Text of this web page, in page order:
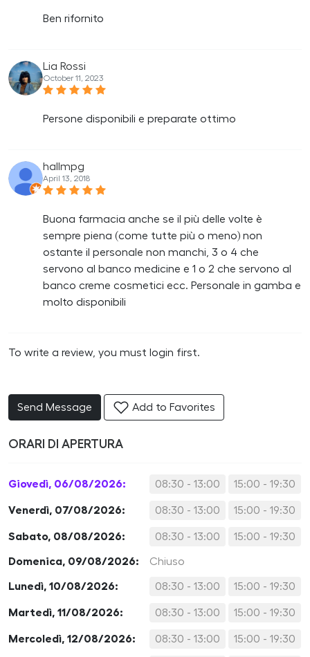
Ben rifornito
Lia Rossi
October 11, 2023
Persone disponibili e preparate ottimo
hallmpg
April 13, 2018
Buona farmacia anche se il più delle volte è
sempre piena (come tutte più o meno) non
ostante il personale non manchi, 3 o 4 che
servono al banco medicine e 1 o 2 che servono al
banco creme cosmetici ecc. Personale in gamba e
molto disponibili
To write a review, you must login first.
Send Message Add to Favorites
ORARI DI APERTURA
Giovedì, 06/08/2026: 08:30 - 13:00 15:00 - 19:30
Venerdì, 07/08/2026: 08:30 - 13:00 15:00 - 19:30
Sabato, 08/08/2026: 08:30 - 13:00 15:00 - 19:30
Domenica, 09/08/2026: Chiuso
Lunedì, 10/08/2026: 08:30 - 13:00 15:00 - 19:30
Martedì, 11/08/2026: 08:30 - 13:00 15:00 - 19:30
Mercoledì, 12/08/2026: 08:30 - 13:00 15:00 - 19:30